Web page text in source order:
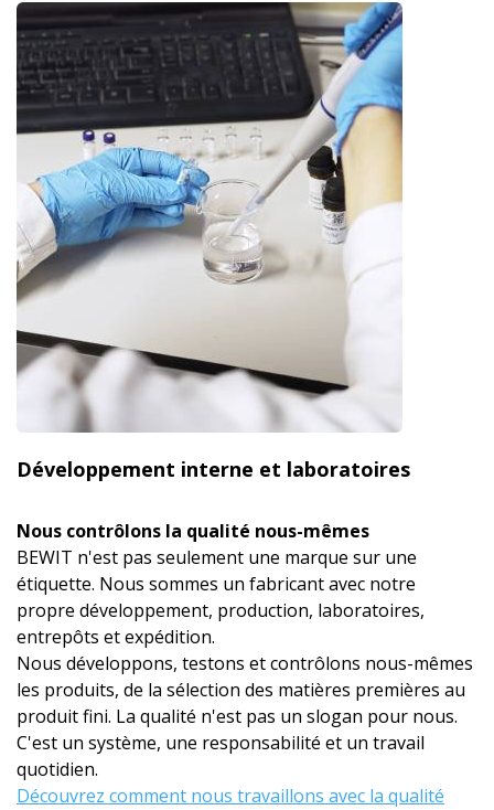
Développement interne et laboratoires
Nous contrôlons la qualité nous-mêmes
BEWIT n'est pas seulement une marque sur une
étiquette. Nous sommes un fabricant avec notre
propre développement, production, laboratoires,
entrepôts et expédition.
Nous développons, testons et contrôlons nous-mêmes
les produits, de la sélection des matières premières au
produit fini. La qualité n'est pas un slogan pour nous.
C'est un système, une responsabilité et un travail
quotidien.
Découvrez comment nous travaillons avec la qualité